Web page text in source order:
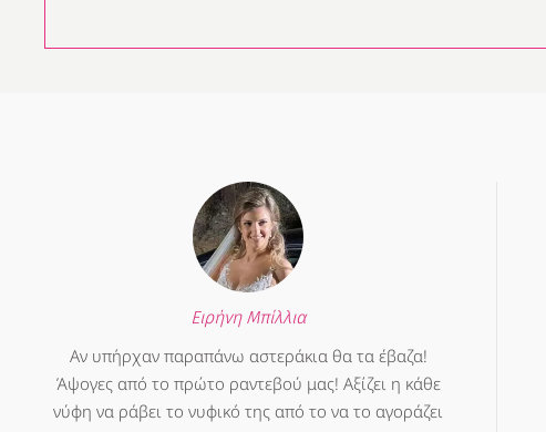
Ειρήνη Μπίλλια
Αν υπήρχαν παραπάνω αστεράκια θα τα έβαζα!
Άψογες από το πρώτο ραντεβού μας! Αξίζει η κάθε
νύφη να ράβει το νυφικό της από το να το αγοράζει